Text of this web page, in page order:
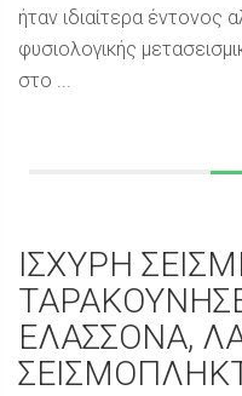
ήταν ιδιαίτερα έντονος
φυσιολογικής
στο ...
ΙΣΧΥΡΗ
ΕΛΑΣΣΟΝΑ,